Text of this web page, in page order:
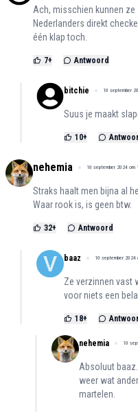
Ach, misschien kunnen
Nederlanders direkt
één klap toch.
7+ Antwoord
bitchie 10 september
Suus je maakt
10+
nehemia 10 september 2024 om
Straks haalt men bijna al
Waar rook is, is geen btw.
32+ Antwoord
baaz 10 september 2024
Ze verzinnen vast
voor niets een
18+
nehemia 10
Absoluut
weer wat
martelen.